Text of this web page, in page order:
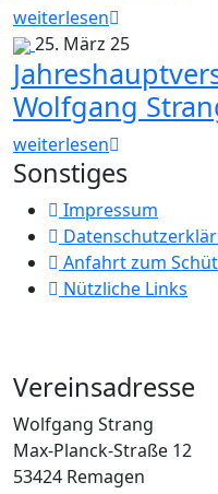
weiterlesen
25. März 25
Wolfgang
weiterlesen
Sonstiges
Impressum
Anfahrt zum
Nützliche Links
Vereinsadresse
Wolfgang Strang
Max-Planck-Straße 12
53424 Remagen